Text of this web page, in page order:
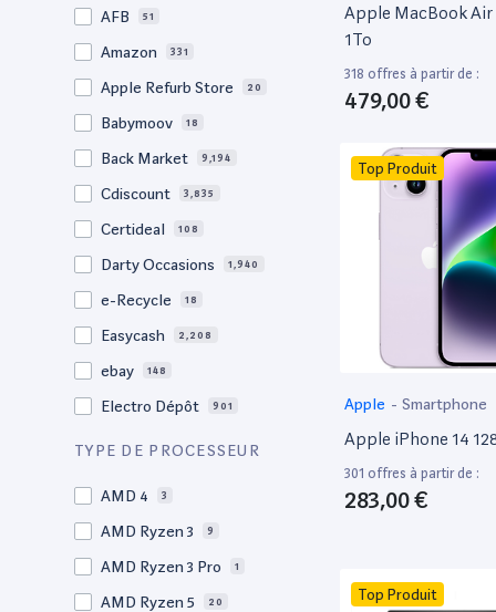
15.5" 2
15,4"
15.4" 69
15.3" 2
15" 201
AFB 51
Amazon 331
Apple Refurb Store 20
Babymoov 18
Back Market 9,194
Cdiscount 3,835
Certideal 108
Darty Occasions 1,940
e-Recycle 18
Easycash 2,208
ebay 148
Electro Dépôt 901
Factorefurb
TYPE DE PROCESSEUR
AMD 4 3
AMD Ryzen 3 9
AMD Ryzen 3 Pro 1
AMD Ryzen 5 20
Apple MacBook Air
1To
318 offres à partir de :
479,00 €
Top Produit
Apple - Smartphone
Apple iPhone 14
301 offres à partir de :
283,00 €
Top Produit